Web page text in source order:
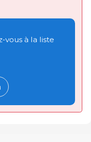
vous à la liste